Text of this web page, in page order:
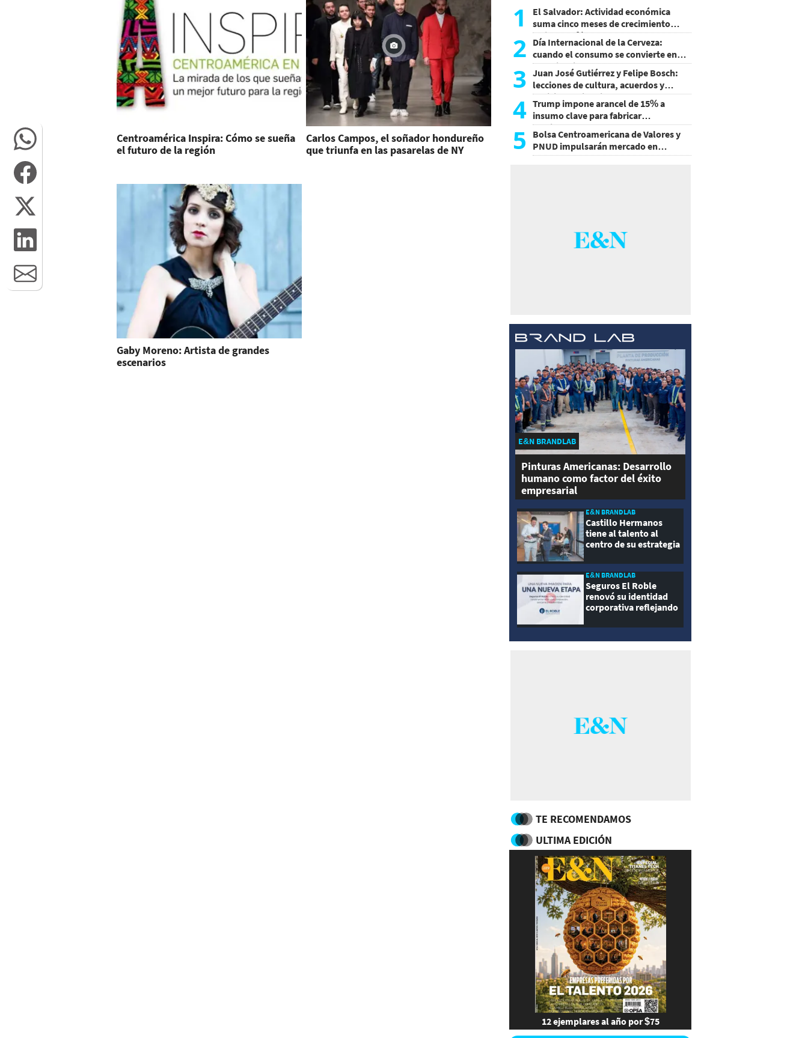
Centroamérica Inspira: Cómo se sueña
el futuro de la región
Carlos Campos, el soñador hondureño
que triunfa en las pasarelas de NY
Gaby Moreno: Artista de grandes
escenarios
1
El Salvador: Actividad económica
suma cinco meses de crecimiento
arriba de 4%
2 Día Internacional de la Cerveza:
cuando el consumo se convierte en
experiencia
3 Juan José Gutiérrez y Felipe Bosch:
lecciones de cultura, acuerdos y
decisiones sin miedo
4 Trump impone arancel de 15% a
insumo clave para fabricar
semiconductores y paneles
5
Bolsa Centroamericana de Valores y
PNUD impulsarán mercado en
Honduras
E&N BRANDLAB
Pinturas Americanas: Desarrollo
humano como factor del éxito
empresarial
E&N BRANDLAB
Castillo Hermanos
tiene al talento al
centro de su estrategia
E&N BRANDLAB
Seguros El Roble
renovó su identidad
corporativa reflejando
modernidad
TE RECOMENDAMOS
ULTIMA EDICIÓN
12 ejemplares al año por $75